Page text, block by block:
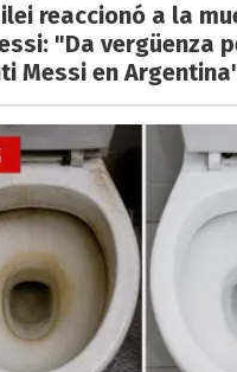
reaccionó a la
"Da vergüenza
Messi en